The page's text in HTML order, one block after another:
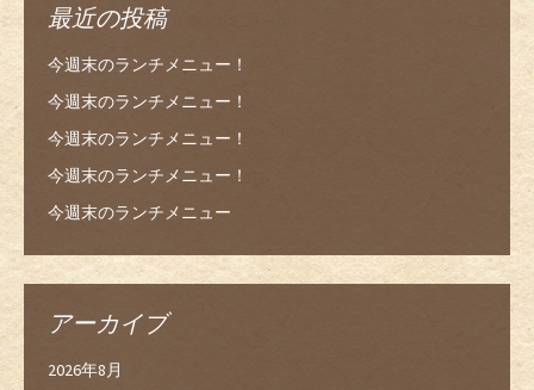
最近の投稿
今週末のランチメニュー！
今週末のランチメニュー！
今週末のランチメニュー！
今週末のランチメニュー！
今週末のランチメニュー
アーカイブ
2026年8月